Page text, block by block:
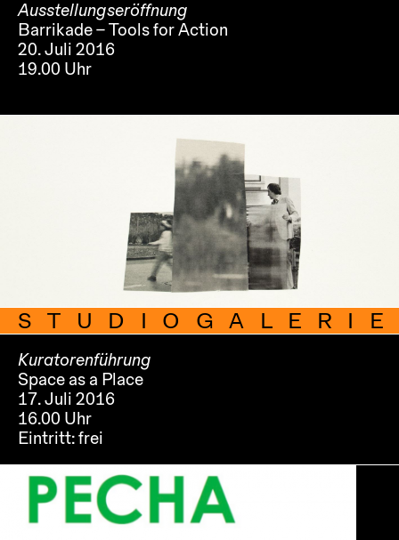
Ausstellungseröffnung
Barrikade – Tools for Action
20. Juli 2016
19.00 Uhr
STUDIOGALERIE
Kuratorenführung
Space as a Place
17. Juli 2016
16.00 Uhr
Eintritt:frei